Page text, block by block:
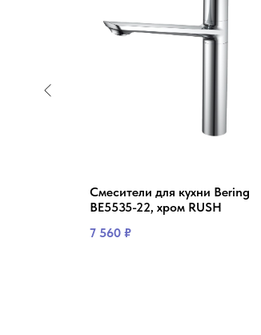
Смесители для кухни Bering
BE5535-22, хром RUSH
7 560 ₽